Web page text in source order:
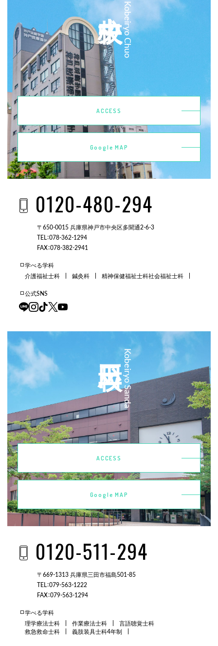
Kobeiryo Chuo
ACCESS
Google MAP
0120-480-294
〒650-0015 兵庫県神戸市中央区多聞通2-6-3
TEL：078-362-1294
FAX：078-382-2941
学べる学科
介護福祉士科
鍼灸科 精神保健福祉士科社会福祉士科
公式SNS
Kobeiryo Sanda
ACCESS
Google MAP
0120-511-294
〒669-1313 兵庫県三田市福島501-85
TEL：079-563-1222
FAX：079-563-1294
学べる学科
理学療法士科
作業療法士科
言語聴覚士科
救急救命士科
義肢装具士科4年制